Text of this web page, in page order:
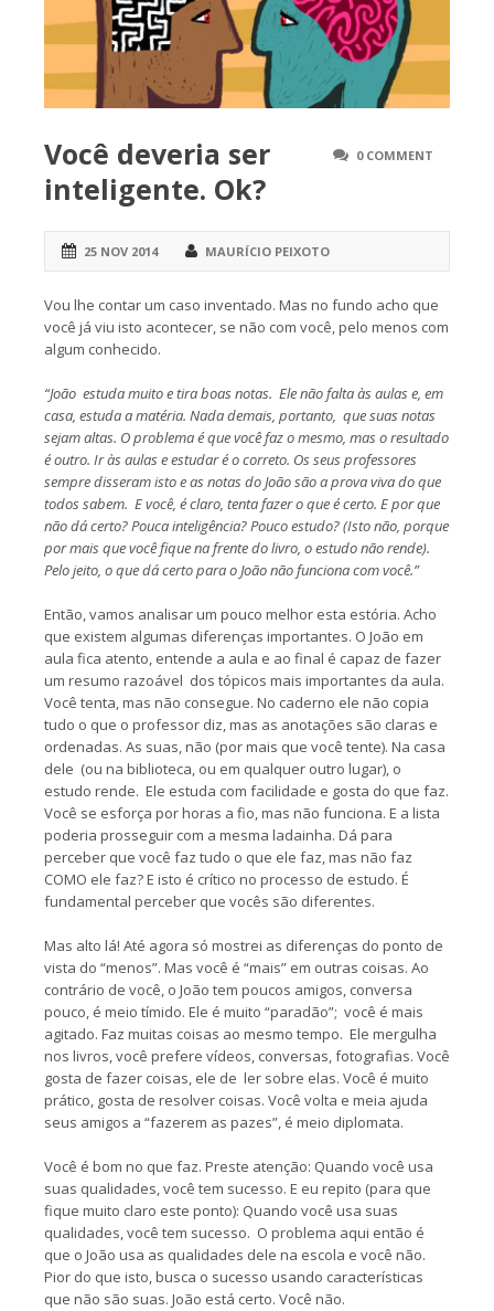
0 COMMENT
Você deveria ser
inteligente. Ok?
25 NOV 2014 MAURÍCIO PEIXOTO
Vou lhe contar um caso inventado. Mas no fundo acho que
você já viu isto acontecer, se não com você, pelo menos com
algum conhecido.
“João estuda muito e tira boas notas. Ele não falta às aulas e, em
casa, estuda a matéria. Nada demais, portanto, que suas notas
sejam altas. O problema é que você faz o mesmo, mas o resultado
é outro. Ir às aulas e estudar é o correto. Os seus professores
sempre disseram isto e as notas do João são a prova viva do que
todos sabem. E você, é claro, tenta fazer o que é certo. E por que
não dá certo? Pouca inteligência? Pouco estudo? (Isto não, porque
por mais que você fique na frente do livro, o estudo não rende).
Pelo jeito, o que dá certo para o João não funciona com você.”
Então, vamos analisar um pouco melhor esta estória. Acho
que existem algumas diferenças importantes. O João em
aula fica atento, entende a aula e ao final é capaz de fazer
um resumo razoável dos tópicos mais importantes da aula.
Você tenta, mas não consegue. No caderno ele não copia
tudo o que o professor diz, mas as anotações são claras e
ordenadas. As suas, não (por mais que você tente). Na casa
dele (ou na biblioteca, ou em qualquer outro lugar), o
estudo rende. Ele estuda com facilidade e gosta do que faz.
Você se esforça por horas a fio, mas não funciona. E a lista
poderia prosseguir com a mesma ladainha. Dá para
perceber que você faz tudo o que ele faz, mas não faz
COMO ele faz? E isto é crítico no processo de estudo. É
fundamental perceber que vocês são diferentes.
Mas alto lá! Até agora só mostrei as diferenças do ponto de
vista do “menos”. Mas você é “mais” em outras coisas. Ao
contrário de você, o João tem poucos amigos, conversa
pouco, é meio tímido. Ele é muito “paradão”; você é mais
agitado. Faz muitas coisas ao mesmo tempo. Ele mergulha
nos livros, você prefere vídeos, conversas, fotografias. Você
gosta de fazer coisas, ele de ler sobre elas. Você é muito
prático, gosta de resolver coisas. Você volta e meia ajuda
seus amigos a “fazerem as pazes”, é meio diplomata.
Você é bom no que faz. Preste atenção: Quando você usa
suas qualidades, você tem sucesso. E eu repito (para que
fique muito claro este ponto): Quando você usa suas
qualidades, você tem sucesso. O problema aqui então é
que o João usa as qualidades dele na escola e você não.
Pior do que isto, busca o sucesso usando características
que não são suas. João está certo. Você não.